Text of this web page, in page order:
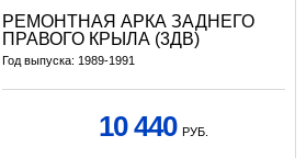
РЕМОНТНАЯ АРКА ЗАДНЕГО
ПРАВОГО КРЫЛА (3ДВ)
Год выпуска: 1989-1991
10 440 РУБ.